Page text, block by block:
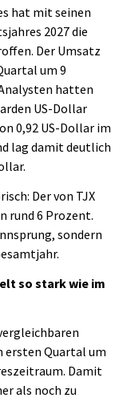
hat mit seinen
2027 die
Der Umsatz
um 9
hatten
US-Dollar
0,92 US-Dollar im
lag damit deutlich
Der von TJX
rund 6 Prozent.
sondern
so stark wie im
ersten Quartal um
Damit
als noch zu